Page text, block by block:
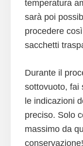
temperatura
sarà poi
procedere
sacchetti
Durante il
sottovuoto, fai
le indicazioni
preciso. Solo
massimo da